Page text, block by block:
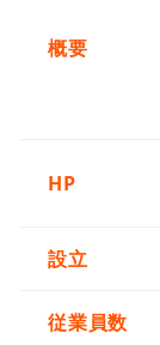
概要
HP
設立
従業員数